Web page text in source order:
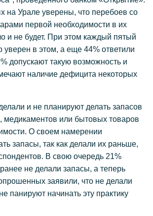
на Урале уверены, что перебоев со
первой необходимости в их
и не будет. При этом каждый пятый
уверен в этом, а еще 44% ответили
допускают такую возможность и
наличие дефицита некоторых
и не планируют делать запасов
медикаментов или бытовых товаров
О своем намерении
запасы, так как делали их раньше,
В свою очередь 21%
не делали запасы, а теперь
заявили, что не делали
панируют начинать эту практику